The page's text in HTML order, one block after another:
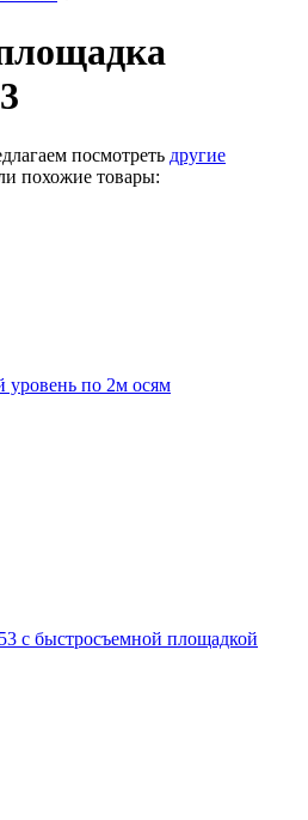
посмотреть другие
похожие товары:
уровень по 2м осям
с быстросъемной площадкой